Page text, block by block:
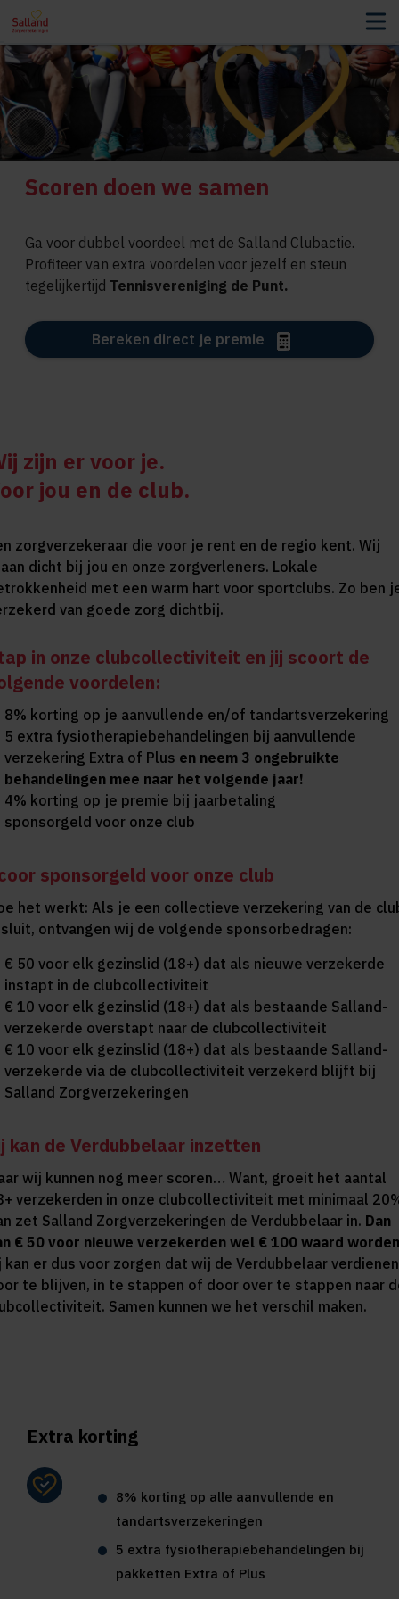
Scoren doen we samen
Ga voor dubbel voordeel met de Salland Clubactie.
Profiteer van extra voordelen voor jezelf en steun
tegelijkertijd Tennisvereniging de Punt.
Bereken direct je premie
zijn er voor je.
jou en de club.
zorgverzekeraar die voor je rent en de regio kent. Wij
dicht bij jou en onze zorgverleners. Lokale
met een warm hart voor sportclubs. Zo ben
van goede zorg dichtbij.
in onze clubcollectiviteit en jij scoort de
voordelen:
8% korting op je aanvullende en/of tandartsverzekering
5 extra fysiotherapiebehandelingen bij aanvullende
verzekering Extra of Plus en neem 3 ongebruikte
behandelingen mee naar het volgende jaar!
4% korting op je premie bij jaarbetaling
sponsorgeld voor onze club
sponsorgeld voor onze club
het werkt: Als je een collectieve verzekering van de
ontvangen wij de volgende sponsorbedragen:
€ 50 voor elk gezinslid (18+) dat als nieuwe verzekerde
instapt in de clubcollectiviteit
€ 10 voor elk gezinslid (18+) dat als bestaande Salland-
verzekerde overstapt naar de clubcollectiviteit
€ 10 voor elk gezinslid (18+) dat als bestaande Salland-
verzekerde via de clubcollectiviteit verzekerd blijft bij
Salland Zorgverzekeringen
kan de Verdubbelaar inzetten
wij kunnen nog meer scoren… Want, groeit het aantal
verzekerden in onze clubcollectiviteit met minimaal
zet Salland Zorgverzekeringen de Verdubbelaar in. Dan
€ 50 voor nieuwe verzekerden wel € 100 waard
kan er dus voor zorgen dat wij de Verdubbelaar
te blijven, in te stappen of door over te stappen naar
Samen kunnen we het verschil maken.
Extra korting
8% korting op alle aanvullende en
tandartsverzekeringen
5 extra fysiotherapiebehandelingen bij
pakketten Extra of Plus